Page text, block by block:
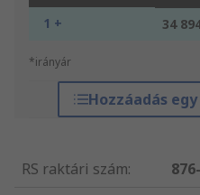
1 + 34
*irányár
Hozzáadás
RS raktári szám: